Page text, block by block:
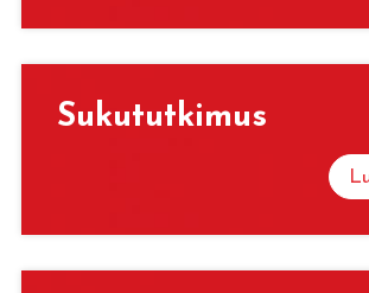
Su­ku­tut­ki­mus